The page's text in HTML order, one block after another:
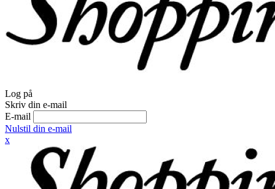
Log på
Skriv din e-mail
E-mail
Nulstil din e-mail
x